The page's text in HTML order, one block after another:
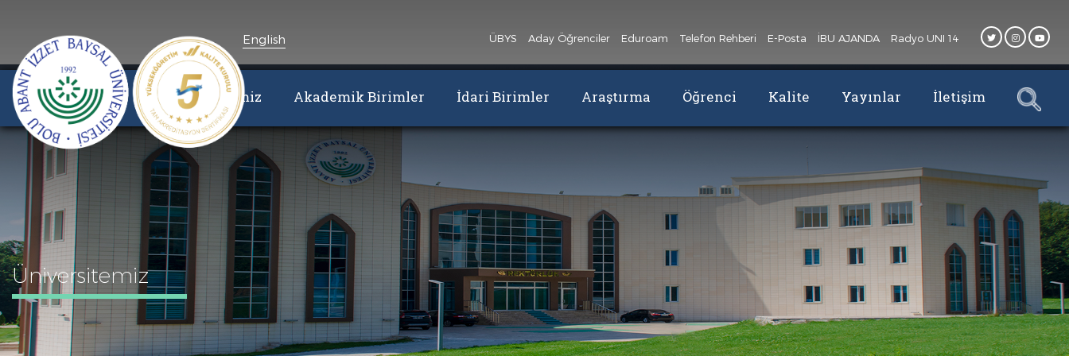
English ÜBYS Aday Öğrenciler Eduroam Telefon Rehberi E-Posta İBU AJANDA Radyo UNI 14
Üniversitemiz Akademik Birimler İdari Birimler Araştırma Öğrenci Kalite Yayınlar İletişim
Üniversitemiz